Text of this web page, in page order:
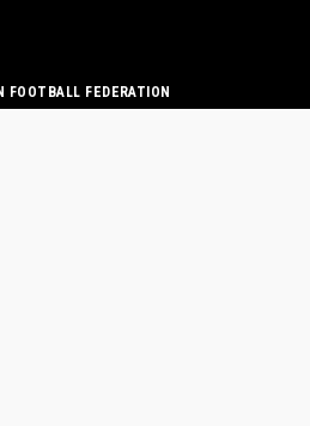
FOOTBALL FEDERATION